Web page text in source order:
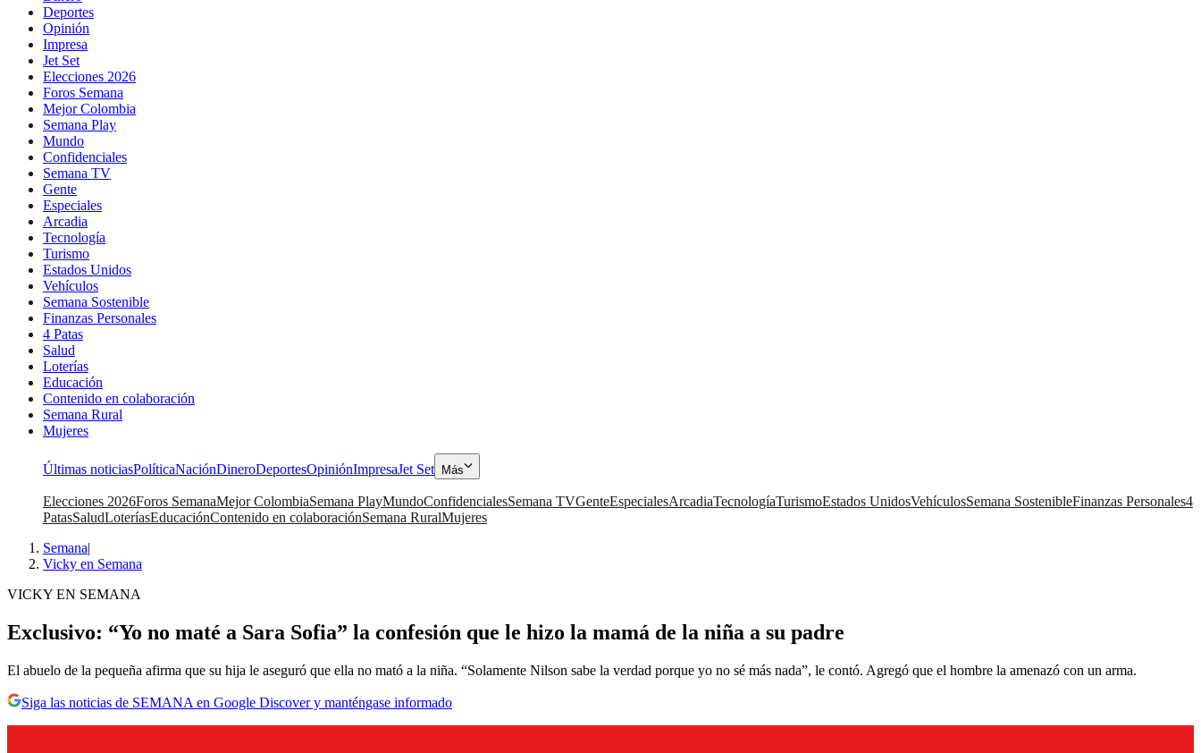
Deportes
Opinión
Impresa
Jet Set
Elecciones 2026
Foros Semana
Mejor Colombia
Semana Play
Mundo
Confidenciales
Semana TV
Gente
Especiales
Arcadia
Tecnología
Turismo
Estados Unidos
Vehículos
Semana Sostenible
Finanzas Personales
4 Patas
Salud
Loterías
Educación
Contenido en colaboración
Semana Rural
Mujeres
Últimas noticiasPolíticaNaciónDineroDeportesOpiniónImpresaJet Set Más
Elecciones 2026Foros SemanaMejor ColombiaSemana PlayMundoConfidencialesSemana TVGenteEspecialesArcadiaTecnologíaTurismoEstados UnidosVehículosSemana SostenibleFinanzas Personales4
PatasSaludLoteríasEducaciónContenido en colaboraciónSemana RuralMujeres
Semana|
Vicky en Semana
VICKY EN SEMANA
Exclusivo: “Yo no maté a Sara Sofia” la confesión que le hizo la mamá de la niña a su padre
El abuelo de la pequeña afirma que su hija le aseguró que ella no mató a la niña. “Solamente Nilson sabe la verdad porque yo no sé más nada”, le contó. Agregó que el hombre la amenazó con un arma.
Siga las noticias de SEMANA en Google Discover y manténgase informado